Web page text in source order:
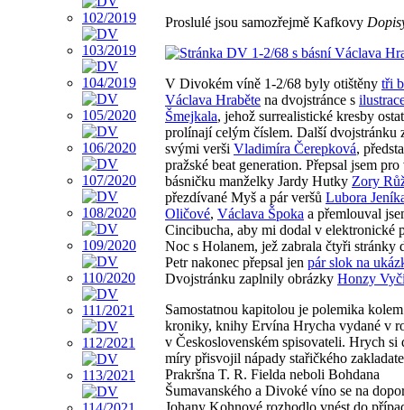
Proslulé jsou samozřejmě Kafkovy
V Divokém víně 1-2/68 byly otištěny tři
Václava Hraběte na dvojstránce s
Šmejkala, jehož surrealistické kresby
prolínají celým číslem. Další dvojstránku
svými verši Vladimíra Čerepková,
pražské beat generation. Přepsal jsem pro
básničku manželky Jardy Hutky Zory
přezdívané Myš a pár veršů Lubora
Oličové, Václava Špoka a přemlouval
Cincibucha, aby mi dodal v elektronické
Noc s Holanem, jež zabrala čtyři stránky
Petr nakonec přepsal jen pár slok na
Dvojstránku zaplnily obrázky Honzy
Samostatnou kapitolou je polemika
kroniky, knihy Ervína Hrycha vydané v
v Československém spisovateli. Hrych si
míry přisvojil nápady stařičkého
Prakršna T. R. Fielda neboli Bohdana
Šumavanského a Divoké víno se na
Johany Kohnové rozhodlo vnést do